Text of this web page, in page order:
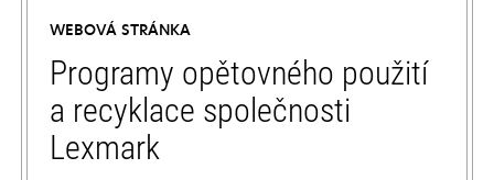
new
tab
WEBOVÁ STRÁNKA
Programy opětovného použití
a recyklace společnosti
Lexmark